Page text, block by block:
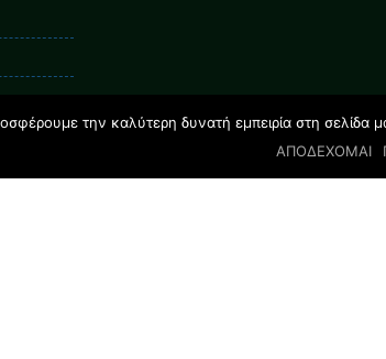
την καλύτερη δυνατή εμπειρία στη σελίδα
ΑΠΟΔΕΧΟΜΑΙ